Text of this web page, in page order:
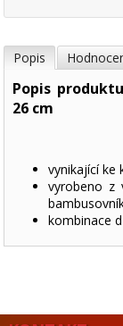
Popis
Popis
26 cm
vynikající ke
vyrobeno z
kombinace